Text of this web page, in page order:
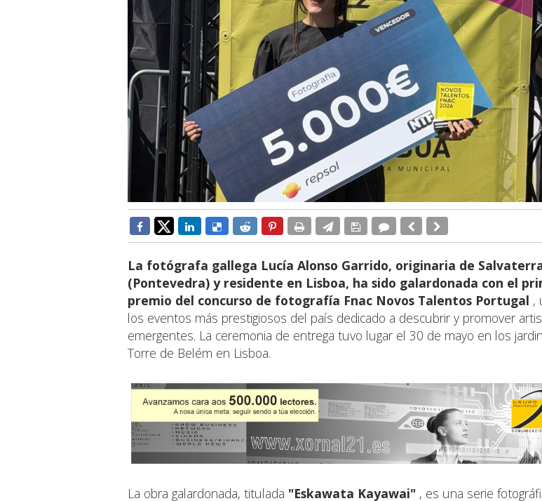
La fotógrafa gallega Lucía Alonso Garrido, originaria de
(Pontevedra) y residente en Lisboa, ha sido galardonada con el
premio del concurso de fotografía Fnac Novos Talentos Portugal ,
los eventos más prestigiosos del país dedicado a descubrir y promover
emergentes. La ceremonia de entrega tuvo lugar el 30 de mayo en los
Torre de Belém en Lisboa.
La obra galardonada, titulada "Eskawata Kayawai" , es una serie